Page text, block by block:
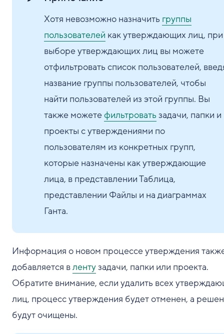
Хотя невозможно назначить группы
пользователей как утверждающих лиц, при
выборе утверждающих лиц вы можете
отфильтровать список пользователей,
название группы пользователей, чтобы
найти пользователей из этой группы. Вы
также можетефильтровать задачи, папки и
проекты с утверждениями по
пользователям из конкретных групп,
которые назначены как утверждающие
лица, в представлении Таблица,
представлении Файлы и на диаграммах
Ганта.
Информация о новом процессе утверждения
добавляется влентузадачи, папки или проекта.
Обратите внимание, если удалить всех
лиц, процесс утверждения будет отменен, а
будут очищены.